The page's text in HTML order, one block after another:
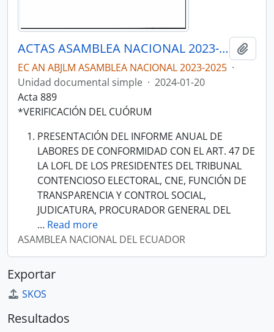
ACTAS ASAMBLEA NACIONAL 2023-2025
EC AN ABJLM ASAMBLEA NACIONAL 2023-2025 ·
Unidad documental simple · 2024-01-20
Acta 889
*VERIFICACIÓN DEL CUÓRUM
PRESENTACIÓN DEL INFORME ANUAL DE
LABORES DE CONFORMIDAD CON EL ART. 47 DE
LA LOFL DE LOS PRESIDENTES DEL TRIBUNAL
CONTENCIOSO ELECTORAL, CNE, FUNCIÓN DE
TRANSPARENCIA Y CONTROL SOCIAL,
JUDICATURA, PROCURADOR GENERAL DEL
… Read more
ASAMBLEA NACIONAL DEL ECUADOR
Exportar
SKOS
Resultados